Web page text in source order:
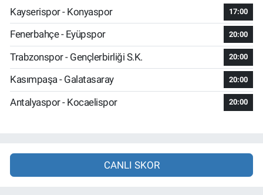
Kayserispor - Konyaspor
17:00
Fenerbahçe - Eyüpspor 20:00
Trabzonspor - Gençlerbirliği S.K. 20:00
Kasımpaşa - Galatasaray 20:00
Antalyaspor - Kocaelispor 20:00
CANLI SKOR